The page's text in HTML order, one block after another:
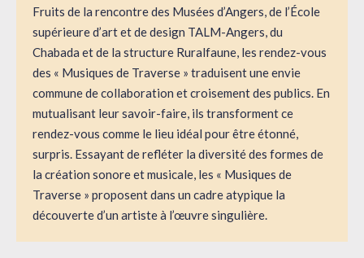
Fruits de la rencontre des Musées d’Angers, de l’École
supérieure d’art et de design TALM-Angers, du
Chabada et de la structure Ruralfaune, les rendez-vous
des « Musiques de Traverse » traduisent une envie
commune de collaboration et croisement des publics. En
mutualisant leur savoir-faire, ils transforment ce
rendez-vous comme le lieu idéal pour être étonné,
surpris. Essayant de refléter la diversité des formes de
la création sonore et musicale, les « Musiques de
Traverse » proposent dans un cadre atypique la
découverte d’un artiste à l’œuvre singulière.